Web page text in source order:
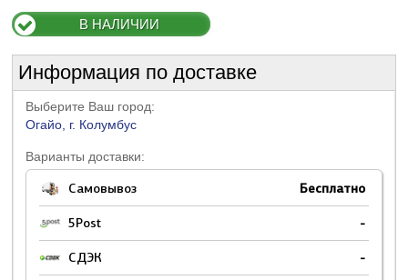
В НАЛИЧИИ
Информация по доставке
Выберите Ваш город:
Огайо, г. Колумбус
Варианты доставки:
Самовывоз Бесплатно
5Post -
СДЭК -